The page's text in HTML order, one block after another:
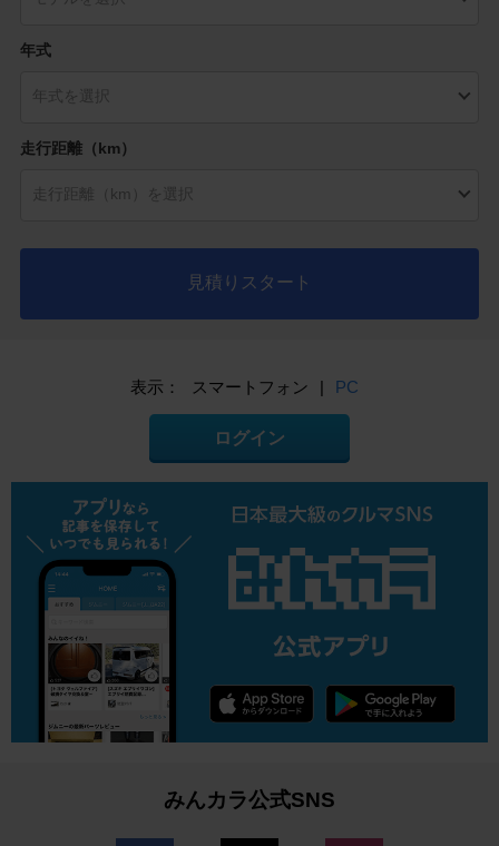
年式
走行距離（km）
見積りスタート
表示： スマートフォン | PC
ログイン
みんカラ公式SNS